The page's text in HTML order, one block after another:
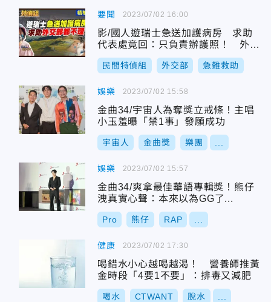
要聞
影/國人遊瑞士急送加護病房 求助
代表處竟回：只負責辦護照！ 外交
部回應了
民間特偵組 外交部 急難救助
2023/07/02 16:00
娛樂
金曲34/宇宙人為奪獎立戒條！主唱
小玉羞曝「禁1事」發願成功
宇宙人 金曲獎 樂團
2023/07/02 15:58
娛樂
金曲34/爽拿最佳華語專輯獎！熊仔
洩真實心聲：本來以為GG了...
Pro 熊仔 RAP
2023/07/02 15:57
健康
喝錯水小心越喝越渴！ 營養師推黃
金時段「4要1不要」：排毒又減肥
喝水 CTWANT 脫水
2023/07/02 17:30